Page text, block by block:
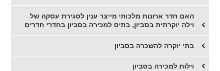
האם חדר ארונות מלכותי מייצר ענין לסגירת עסקה של
וילה יוקרתית בסביון, בתים למכירה בסביון בחדרי חדרים
בתי יוקרה להשכרה בסביון
וילות למכירה בסביון